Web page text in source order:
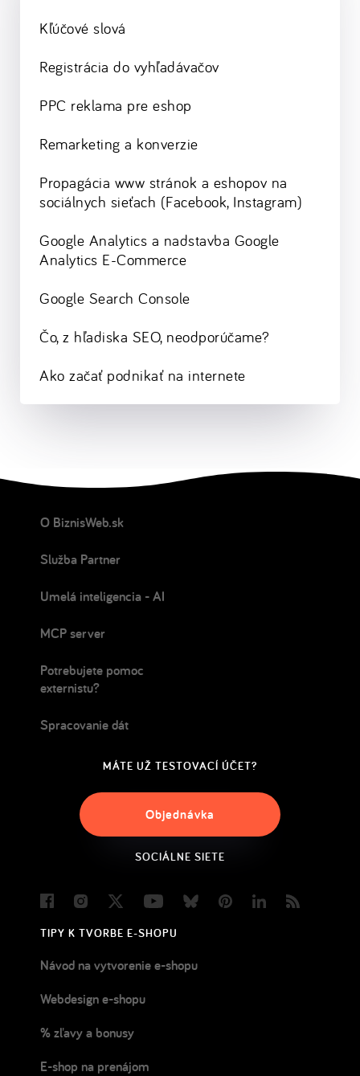
Kľúčové slová
Registrácia do vyhľadávačov
PPC reklama pre eshop
Remarketing a konverzie
Propagácia www stránok a eshopov na
sociálnych sieťach (Facebook, Instagram)
Google Analytics a nadstavba Google
Analytics E-Commerce
Google Search Console
Čo, z hľadiska SEO, neodporúčame?
Ako začať podnikať na internete
O BiznisWeb.sk
Služba Partner
Umelá inteligencia - AI
MCP server
Potrebujete pomoc
externistu?
Spracovanie dát
MÁTE UŽ TESTOVACÍ ÚČET?
Objednávka
SOCIÁLNE SIETE
FacebookInstagram
Twitter YoutubeBlueskyPinterestLinkedIn
TIPY K TVORBE E-SHOPU
Návod na vytvorenie e-shopu
Webdesign e-shopu
% zľavy a bonusy
E-shop na prenájom